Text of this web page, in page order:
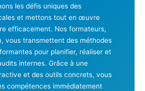
les défis uniques des
et mettons tout en œuvre
efficacement. Nos formateurs,
vous transmettent des méthodes
pour planifier, réaliser et
internes. Grâce à une
et des outils concrets, vous
compétences immédiatement